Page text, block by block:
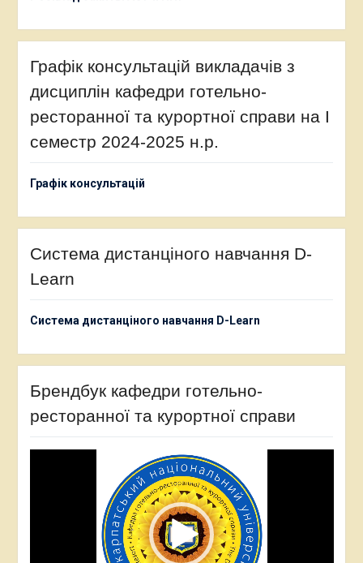
Графік консультацій викладачів з
дисциплін кафедри готельно-
ресторанної та курортної справи на І
семестр 2024-2025 н.р.
Графік консультацій
Система дистанціного навчання D-
Learn
Система дистанціного навчання D-Learn
Брендбук кафедри готельно-
ресторанної та курортної справи